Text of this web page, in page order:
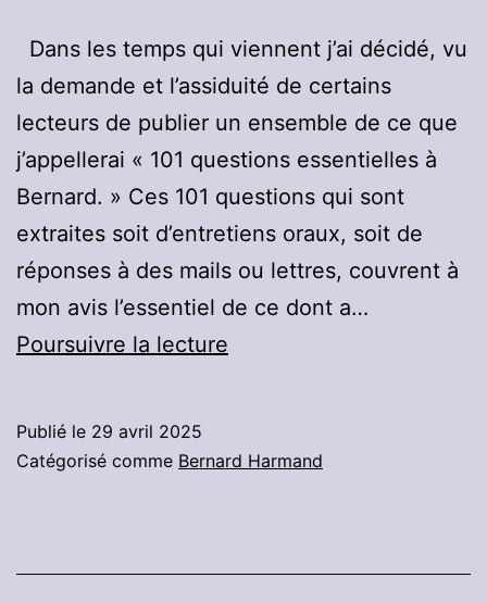
Dans les temps qui viennent j’ai décidé, vu
la demande et l’assiduité de certains
lecteurs de publier un ensemble de ce que
j’appellerai « 101 questions essentielles à
Bernard. » Ces 101 questions qui sont
extraites soit d’entretiens oraux, soit de
réponses à des mails ou lettres, couvrent à
mon avis l’essentiel de ce dont a…
Poursuivre la lecture
à
Publié le 29 avril 2025
Catégorisé comme Bernard Harmand